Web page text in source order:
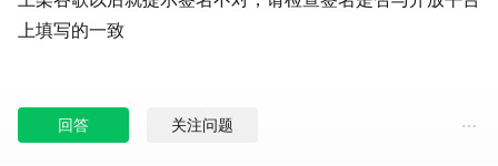
上填写的一致
回答 关注问题